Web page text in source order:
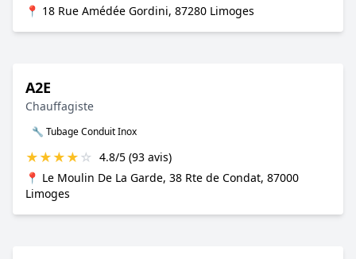
📍 18 Rue Amédée Gordini, 87280 Limoges
A2E
Chauffagiste
🔧 Tubage Conduit Inox
★★★★☆ 4.8/5 (93 avis)
📍 Le Moulin De La Garde, 38 Rte de Condat, 87000
Limoges